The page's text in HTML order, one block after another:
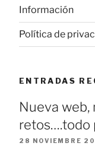
Información
Política de
ENTRADAS
Nueva web,
retos….todo
28 NOVIEMBRE